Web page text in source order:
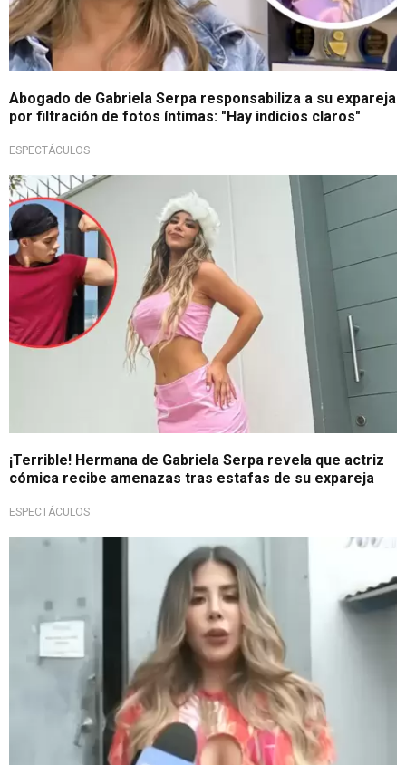
Abogado de Gabriela Serpa responsabiliza a su expareja
por filtración de fotos íntimas: "Hay indicios claros"
ESPECTÁCULOS
Polémica
¡Terrible! Hermana de Gabriela Serpa revela que actriz
cómica recibe amenazas tras estafas de su expareja
ESPECTÁCULOS